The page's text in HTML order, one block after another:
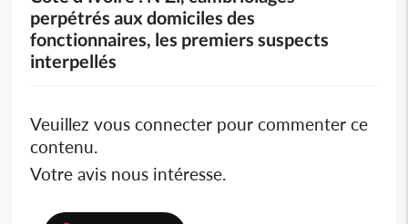
perpétrés aux domiciles des
fonctionnaires, les premiers suspects
interpellés
Veuillez vous connecter pour commenter ce
contenu.
Votre avis nous intéresse.